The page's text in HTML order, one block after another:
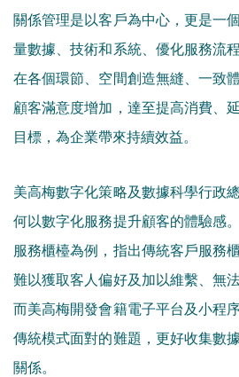
關係管理是以客戶為中心，更是一
量數據、技術和系統、優化服務流
在各個環節、空間創造無縫、一致
顧客滿意度增加，達至提高消費、
目標，為企業帶來持續效益。
美高梅數字化策略及數據科學行政
何以數字化服務提升顧客的體驗感
服務櫃檯為例，指出傳統客戶服務
難以獲取客人偏好及加以維繫、無
而美高梅開發會籍電子平台及小程
傳統模式面對的難題，更好收集數
關係。